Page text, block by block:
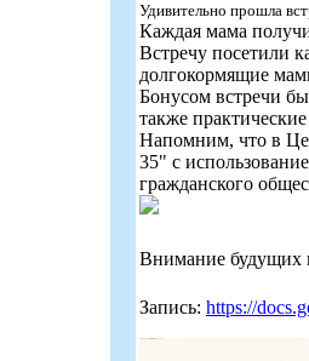
Удивительно прошла
Каждая мама
Встречу посетили
долгокормящие
Бонусом встречи
также
Напомним, что в
35" с
гражданского
Внимание будущих
Запись: https://